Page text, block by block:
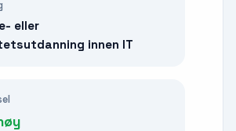
eller
innen IT